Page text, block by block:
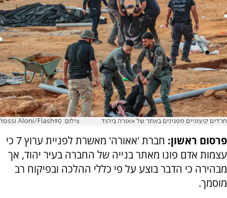
חרדים קיצוניים מפגינים באתר של אאורה ביהוד צילום: Yossi Aloni/Flash90
פרסום ראשון:
חברת 'אאורה' מאשרת לפניית ערוץ 7 כי
עצמות אדם פונו מאתר בנייה של החברה בעיר יהוד, אך
מבהירה כי הדבר בוצע על פי כללי ההלכה ובפיקוח רב
מוסמך.